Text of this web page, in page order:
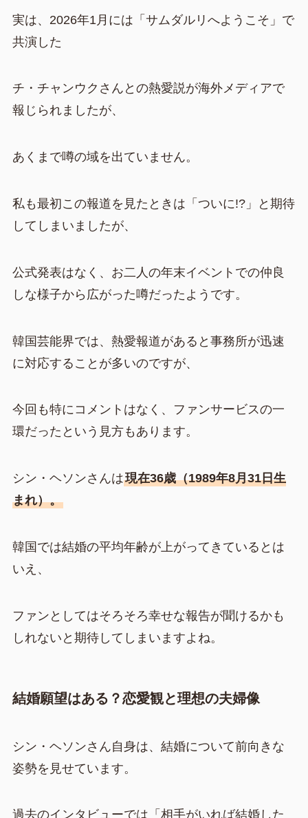
実は、2026年1月には「サムダルリへようこそ」で
共演した
チ・チャンウクさんとの熱愛説が海外メディアで
報じられましたが、
あくまで噂の域を出ていません。
私も最初この報道を見たときは「ついに!?」と期待
してしまいましたが、
公式発表はなく、お二人の年末イベントでの仲良
しな様子から広がった噂だったようです。
韓国芸能界では、熱愛報道があると事務所が迅速
に対応することが多いのですが、
今回も特にコメントはなく、ファンサービスの一
環だったという見方もあります。
シン・ヘソンさんは現在36歳（1989年8月31日生
まれ）。
韓国では結婚の平均年齢が上がってきているとは
いえ、
ファンとしてはそろそろ幸せな報告が聞けるかも
しれないと期待してしまいますよね。
結婚願望はある？恋愛観と理想の夫婦像
シン・ヘソンさん自身は、結婚について前向きな
姿勢を見せています。
過去のインタビューでは「相手がいれば結婚した